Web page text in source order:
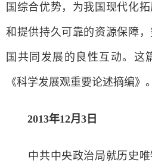
国综合优势，为我国现代化
和提供持久可靠的资源保障
国共同发展的良性互动。这
《科学发展观重要论述摘编》。
2013年12月3日
中共中央政治局就历史唯